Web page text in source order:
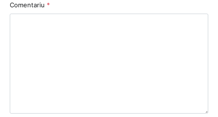
Comentariu *